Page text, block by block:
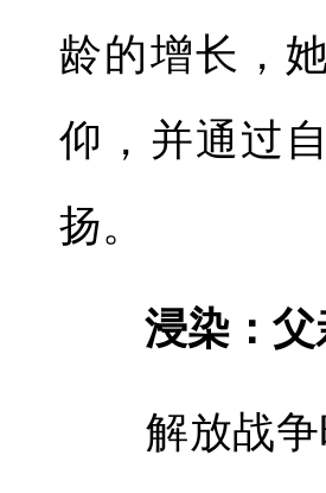
龄的增长，
仰，并通过
扬。
浸染：父
解放战争